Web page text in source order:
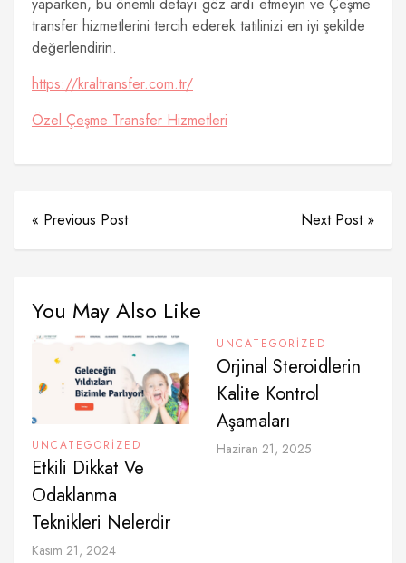
transfer hizmetlerini tercih ederek tatilinizi en iyi şekilde
değerlendirin.
https://kraltransfer.com.tr/
Özel Çeşme Transfer Hizmetleri
« Previous Post Next Post »
You May Also Like
UNCATEGORIZED
Etkili Dikkat Ve
Odaklanma
Teknikleri Nelerdir
Kasım 21, 2024
UNCATEGORIZED
Orjinal Steroidlerin
Kalite Kontrol
Aşamaları
Haziran 21, 2025